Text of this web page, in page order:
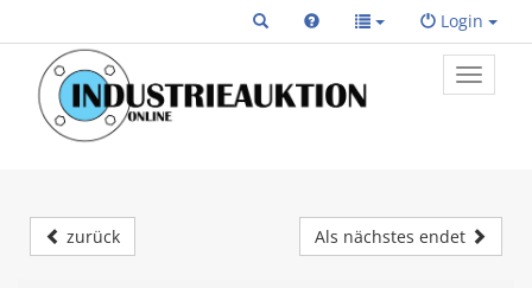
Login
Toggle
primary
zurück Als nächstes endet